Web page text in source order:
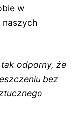
w
naszych
odporny, że
bez